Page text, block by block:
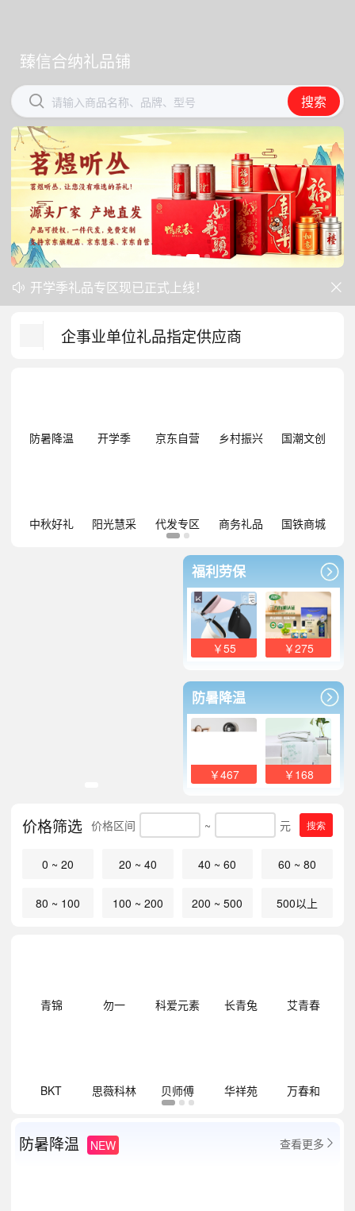
臻信合纳礼品铺
 请输入商品名称、品牌、型号 搜索
臻信合纳礼品铺
 请输入商品名称、品牌、型号 搜索

开学季礼品专区现已正式上线！
中秋礼品专区上线｜臻选团圆好礼

企事业单位礼品指定供应商
防暑降温 开学季 京东自营 乡村振兴 国潮文创
中秋好礼 阳光慧采 代发专区 商务礼品 国铁商城
福利劳保
￥55 ￥275
防暑降温
￥467 ￥168
价格筛选 价格区间 ~ 元 搜索
0 ~ 20 20 ~ 40 40 ~ 60 60 ~ 80
80 ~ 100 100 ~ 200 200 ~ 500 500以上
青锦 勿一 科爱元素 长青兔 艾青春
BKT 思薇科林 贝师傅 华祥苑 万春和
防暑降温 NEW 查看更多 